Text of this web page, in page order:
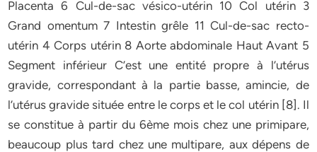
Placenta 6 Cul-de-sac vésico-utérin 10 Col utérin 3
Grand omentum 7 Intestin grêle 11 Cul-de-sac recto-
utérin 4 Corps utérin 8 Aorte abdominale Haut Avant 5
Segment inférieur C’est une entité propre à l’utérus
gravide, correspondant à la partie basse, amincie, de
l’utérus gravide située entre le corps et le col utérin [8]. Il
se constitue à partir du 6ème mois chez une primipare,
beaucoup plus tard chez une multipare, aux dépens de